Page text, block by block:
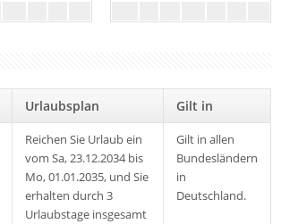
Urlaubsplan Gilt in
Reichen Sie Urlaub ein
vom Sa, 23.12.2034 bis
Mo, 01.01.2035, und Sie
erhalten durch 3
Urlaubstage insgesamt
Gilt in allen
Bundesländern
in
Deutschland.